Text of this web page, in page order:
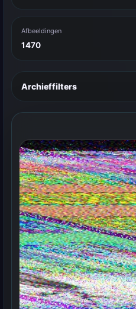
Afbeeldingen
1470
Archieffilters